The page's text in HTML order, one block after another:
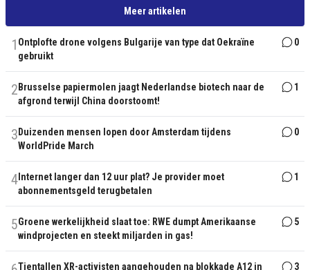
Meer artikelen
1 Ontplofte drone volgens Bulgarije van type dat Oekraïne
gebruikt
0
2 Brusselse papiermolen jaagt Nederlandse biotech naar de
afgrond terwijl China doorstoomt!
1
3 Duizenden mensen lopen door Amsterdam tijdens
WorldPride March
0
4 Internet langer dan 12 uur plat? Je provider moet
abonnementsgeld terugbetalen
1
5Groene werkelijkheid slaat toe: RWE dumpt Amerikaanse
windprojecten en steekt miljarden in gas!
5
Tientallen XR-activisten aangehouden na blokkade A12 in 3